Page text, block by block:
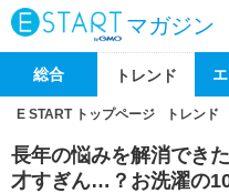
マガジン
総合 トレンド
E START トップページ トレンド
長年の悩みを解消でき
才すぎん…？お洗濯の